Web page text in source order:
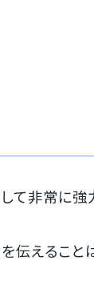
て非常に強
伝えるこ